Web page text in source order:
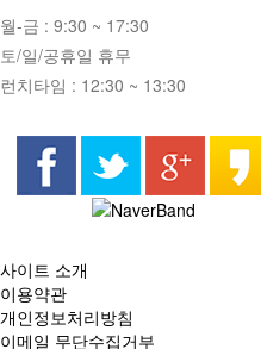
월-금 : 9:30 ~ 17:30
토/일/공휴일 휴무
런치타임 : 12:30 ~ 13:30
사이트 소개
이용약관
개인정보처리방침
이메일 무단수집거부